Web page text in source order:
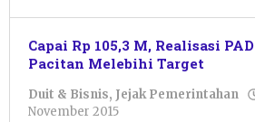
Capai Rp 105,3 M, Realisasi PAD
Pacitan Melebihi Target
Duit & Bisnis, Jejak Pemerintahan
November 2015